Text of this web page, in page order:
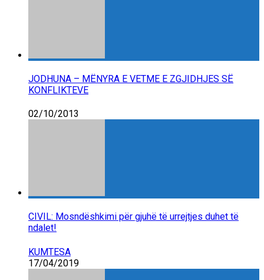
JODHUNA – MËNYRA E VETME E ZGJIDHJES SË
KONFLIKTEVE
02/10/2013
CIVIL: Mosndëshkimi për gjuhë të urrejtjes duhet të
ndalet!
KUMTESA
17/04/2019